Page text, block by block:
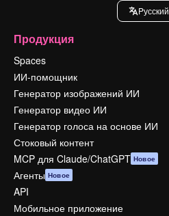
Pусский
Продукция
Spaces
ИИ-помощник
Генератор изображений ИИ
Генератор видео ИИ
Генератор голоса на основе ИИ
Стоковый контент
MCP для Claude/ChatGPT Новое
Агенты Новое
API
Мобильное приложение